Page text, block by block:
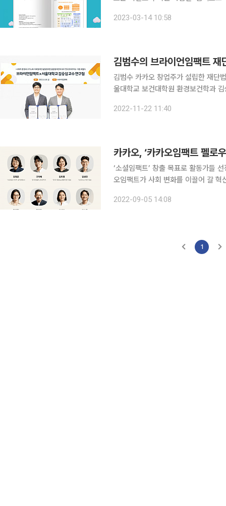
우가 사회혁신 생태계 전반에 확산될
2023-03-14 10:58
김범수의 브라이언임팩트
김범수 카카오 창업주가 설립한 재단
울대학교 보건대학원 환경보건학과
사장과 서울대학교 보건대학원 직업
2022-11-22 11:40
카카오, ‘카카오임팩트 펠
‘소셜임팩트’ 창출 목표로 활동가들
오임팩트가 사회 변화를 이끌어 갈 혁
지원하는 ‘카카오임팩트 펠로우십(펠
2022-09-05 14:08
1